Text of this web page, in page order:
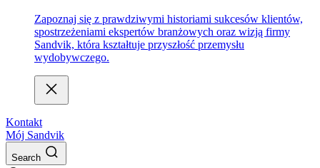
Zapoznaj się z prawdziwymi historiami sukcesów klientów,
spostrzeżeniami ekspertów branżowych oraz wizją firmy
Sandvik, która kształtuje przyszłość przemysłu
wydobywczego.
Kontakt
Mój Sandvik
Search